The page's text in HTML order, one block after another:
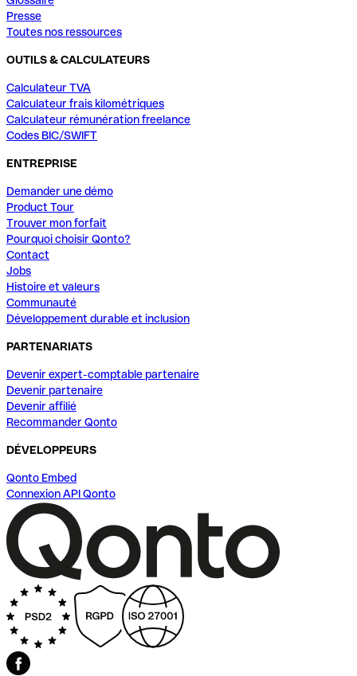
Presse
Toutes nos ressources
OUTILS & CALCULATEURS
Calculateur TVA
Calculateur frais kilométriques
Calculateur rémunération freelance
Codes BIC/SWIFT
ENTREPRISE
Demander une démo
Product Tour
Trouver mon forfait
Pourquoi choisir Qonto?
Contact
Jobs
Histoire et valeurs
Communauté
Développement durable et inclusion
PARTENARIATS
Devenir expert-comptable partenaire
Devenir partenaire
Devenir affilié
Recommander Qonto
DÉVELOPPEURS
Qonto Embed
Connexion API Qonto